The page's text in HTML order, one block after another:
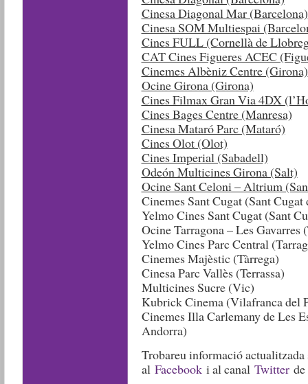
Cinesa Diagonal Mar (Barcelona)
Cinesa SOM Multiespai
Cines FULL (Cornellà de
CAT Cines Figueres ACEC
Cinemes Albèniz Centre (Girona)
Ocine Girona (Girona)
Cines Filmax Gran Via 4DX
Cines Bages Centre (Manresa)
Cinesa Mataró Parc (Mataró)
Cines Olot (Olot)
Cines Imperial (Sabadell)
Odeón Multicines Girona (Salt)
Ocine Sant Celoni – Altrium
Cinemes Sant Cugat (Sant Cugat
Yelmo Cines Sant Cugat (Sant
Ocine Tarragona – Les Gavarres
Yelmo Cines Parc Central
Cinemes Majèstic (Tàrrega)
Cinesa Parc Vallès (Terrassa)
Multicines Sucre (Vic)
Kubrick Cinema (Vilafranca del
Cinemes Illa Carlemany de Les
Andorra)
Trobareu informació
al Facebooki al canal Twitterde